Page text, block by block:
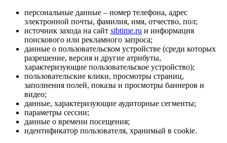
персональные данные – номер телефона, адрес
электронной почты, фамилия, имя, отчество, пол;
источник захода на сайт sibtime.ru и информация
поискового или рекламного запроса;
данные о пользовательском устройстве (среди которых
разрешение, версия и другие атрибуты,
характеризующие пользовательское устройство);
пользовательские клики, просмотры страниц,
заполнения полей, показы и просмотры баннеров и
видео;
данные, характеризующие аудиторные сегменты;
параметры сессии;
данные о времени посещения;
идентификатор пользователя, хранимый в cookie.